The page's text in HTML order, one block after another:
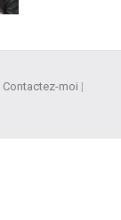
Contactez-moi |